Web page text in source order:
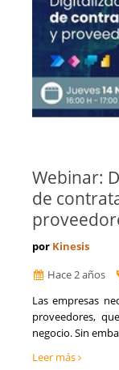
Webinar:
de
por Kinesis
Hace 2 años
Las empresas
proveedores,
negocio. Sin
Leer más